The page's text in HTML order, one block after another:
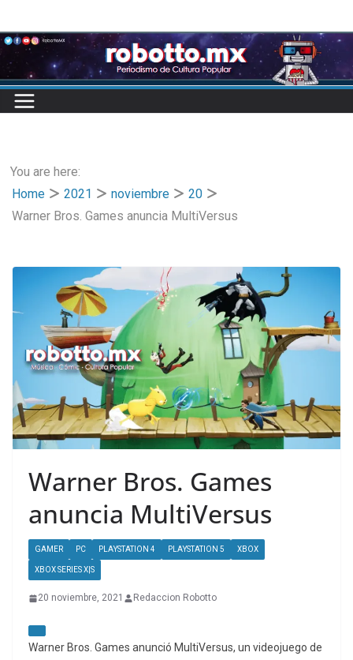
to
content
You are here:
Home
2021 noviembre
20
Warner Bros. Games anuncia MultiVersus
Warner Bros. Games
anuncia MultiVersus
GAMER PC PLAYSTATION 4 PLAYSTATION 5 XBOX
XBOX SERIES X|S
20 noviembre, 2021 Redaccion Robotto
Warner Bros. Games anunció MultiVersus, un videojuego de